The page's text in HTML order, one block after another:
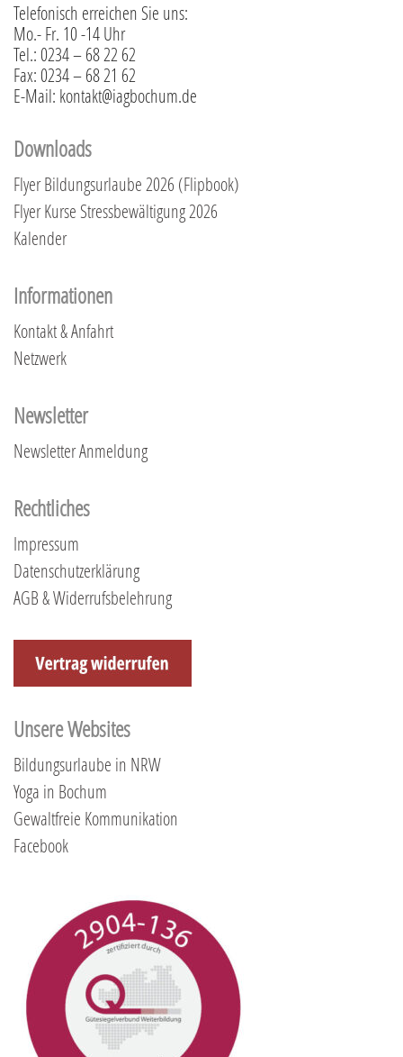
Telefonisch erreichen Sie uns:
Mo.- Fr. 10 -14 Uhr
Tel.: 0234 – 68 22 62
Fax: 0234 – 68 21 62
E-Mail: kontakt@iagbochum.de
Downloads
Flyer Bildungsurlaube 2026 (Flipbook)
Flyer Kurse Stressbewältigung 2026
Kalender
Informationen
Kontakt & Anfahrt
Netzwerk
Newsletter
Newsletter Anmeldung
Rechtliches
Impressum
Datenschutzerklärung
AGB & Widerrufsbelehrung
Unsere Websites
Bildungsurlaube in NRW
Yoga in Bochum
Gewaltfreie Kommunikation
Facebook